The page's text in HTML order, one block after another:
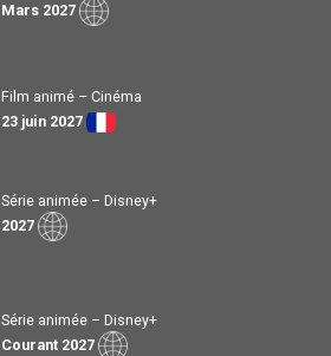
Mars 2027
Film animé – Cinéma
23 juin 2027
Série animée – Disney+
2027
Série animée – Disney+
Courant 2027